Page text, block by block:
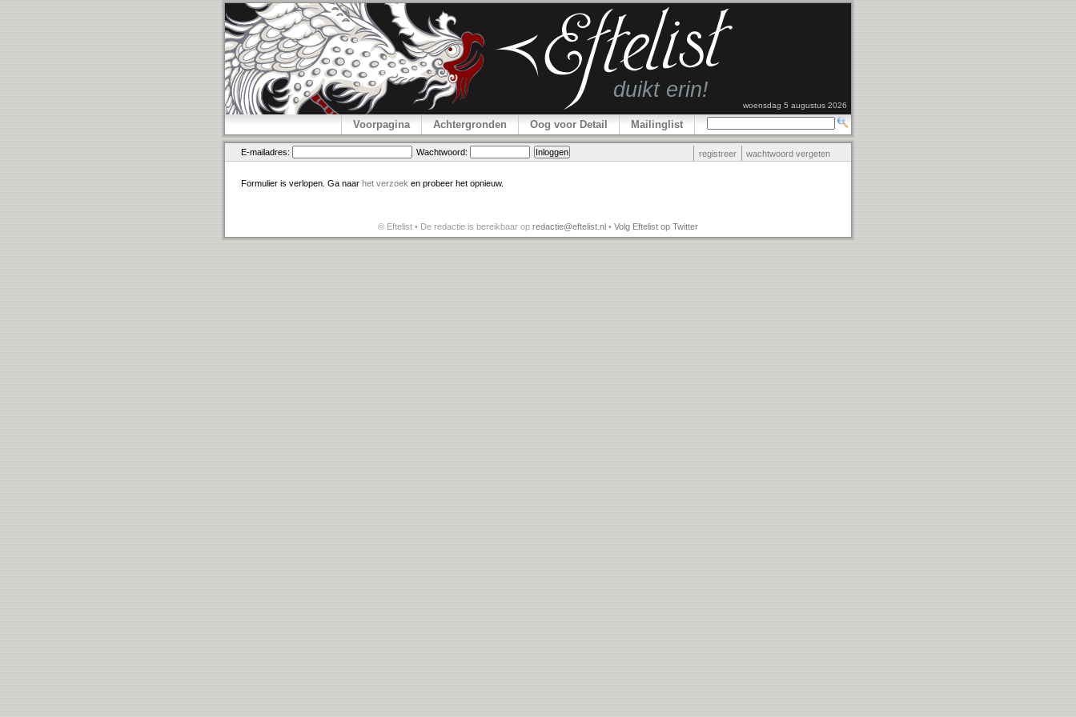
woensdag 5 augustus 2026
Voorpagina Achtergronden Oog voor Detail Mailinglist
E-mailadres: Wachtwoord: registreer wachtwoord vergeten
Formulier is verlopen. Ga naar het verzoek en probeer het opnieuw.
© Eftelist • De redactie is bereikbaar op redactie@eftelist.nl • Volg Eftelist op Twitter